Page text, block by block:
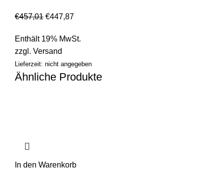
€457,01 €447,87
Enthält 19% MwSt.
zzgl. Versand
Lieferzeit: nicht angegeben
Ähnliche Produkte
In den Warenkorb